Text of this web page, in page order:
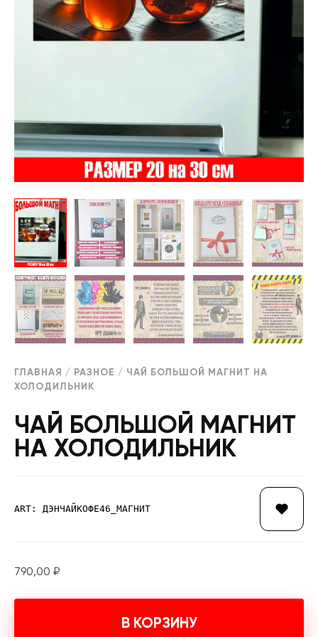
ГЛАВНАЯ / РАЗНОЕ / ЧАЙ БОЛЬШОЙ МАГНИТ НА
ХОЛОДИЛЬНИК
ЧАЙ БОЛЬШОЙ МАГНИТ
НА ХОЛОДИЛЬНИК
ART: ДЭНЧАЙКОФЕ46_МАГНИТ
790,00 ₽
В КОРЗИНУ